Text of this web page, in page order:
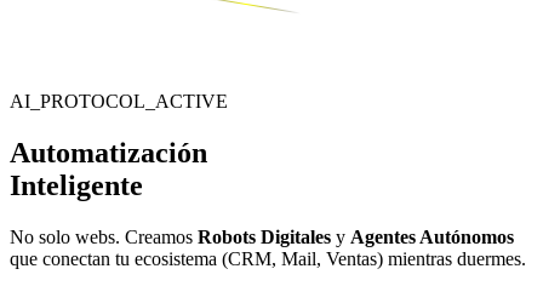
AI_PROTOCOL_ACTIVE
Automatización
Inteligente
No solo webs. Creamos Robots Digitales y Agentes Autónomos
que conectan tu ecosistema (CRM, Mail, Ventas) mientras duermes.